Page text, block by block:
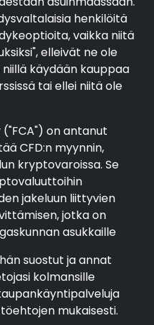
henkilöitä
vaikka niitä
elleivät ne ole
käydään kauppaa
tai ellei niitä ole
on antanut
CFD:n myynnin,
kryptovaroissa. Se
jakeluun liittyvien
jotka on
asukkaille
suostut ja annat
kolmansille
mukaisesti.